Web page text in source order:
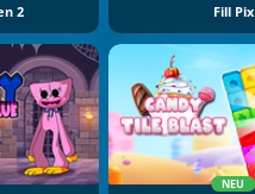
2 Fill Pix
NEU